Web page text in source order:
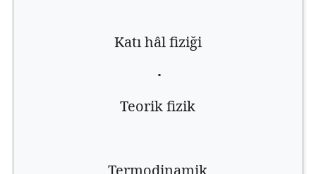
Katı hâl fiziği
·
Teorik fizik